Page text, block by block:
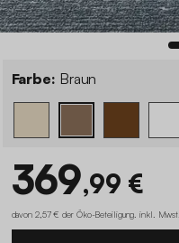
Farbe: Braun
369,99 €
davon 2,57 € der Öko-Beteiligung inkl. Mwst.